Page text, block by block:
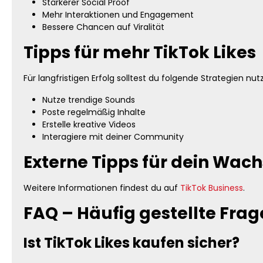
Stärkerer Social Proof
Mehr Interaktionen und Engagement
Bessere Chancen auf Viralität
Tipps für mehr TikTok Likes
Für langfristigen Erfolg solltest du folgende Strategien
Nutze trendige Sounds
Poste regelmäßig Inhalte
Erstelle kreative Videos
Interagiere mit deiner Community
Externe Tipps für dein
Weitere Informationen findest du auf TikTok Business.
FAQ – Häufig gestellte
Ist TikTok Likes kaufen sicher?